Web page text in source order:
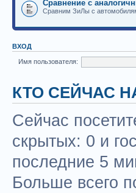
Сравнение с
Сравним ЗиЛы с
ВХОД
Имя пользователя:
КТО СЕЙЧАС
Сейчас
скрытых: 0 и
последние 5
Больше всего